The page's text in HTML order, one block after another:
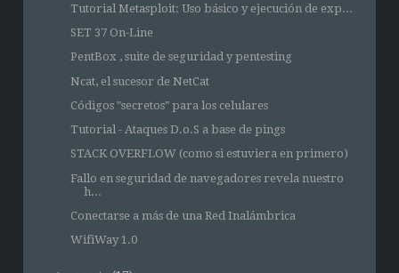
Tutorial Metasploit: Uso básico y ejecución de exp...
SET 37 On-Line
PentBox , suite de seguridad y pentesting
Ncat, el sucesor de NetCat
Códigos "secretos" para los celulares
Tutorial - Ataques D.o.S a base de pings
STACK OVERFLOW (como si estuviera en primero)
Fallo en seguridad de navegadores revela nuestro
h...
Conectarse a más de una Red Inalámbrica
WifiWay 1.0